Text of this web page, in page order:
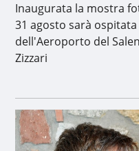
Inaugurata la mostra
31 agosto sarà
dell'Aeroporto del
Zizzari